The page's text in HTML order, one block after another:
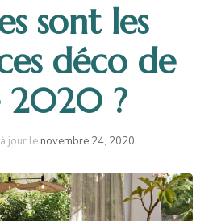
sont les
déco de
2020 ?
jour le novembre 24, 2020